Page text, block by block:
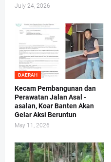
July 24, 2026
DAERAH
Kecam Pembangunan dan
Perawatan Jalan Asal -
asalan, Koar Banten Akan
Gelar Aksi Beruntun
May 11, 2026